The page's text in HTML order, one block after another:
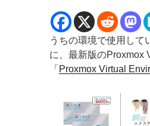
うちの環境で使用して
に、最新版のProxmox
「 Proxmox Virtual